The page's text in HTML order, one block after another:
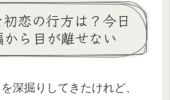
恋の行方は？今日
ら目が離せない
深掘りしてきたけれど、